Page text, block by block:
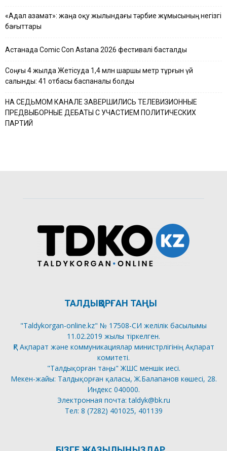
«Адал азамат»: жаңа оқу жылындағы тәрбие жұмысының негізгі
бағыттары
Астанада Comic Con Astana 2026 фестивалі басталды
Соңғы 4 жылда Жетісуда 1,4 млн шаршы метр тұрғын үй
салынды: 41 отбасы баспаналы болды
НА СЕДЬМОМ КАНАЛЕ ЗАВЕРШИЛИСЬ ТЕЛЕВИЗИОННЫЕ
ПРЕДВЫБОРНЫЕ ДЕБАТЫ С УЧАСТИЕМ ПОЛИТИЧЕСКИХ
ПАРТИЙ
ТАЛДЫҚОРҒАН ТАҢЫ
"Taldykorgan-online.kz" № 17508-СИ желілік басылымы
11.02.2019 жылы тіркелген.
ҚР Ақпарат және коммуникациялар министрлігінің Ақпарат
комитеті.
"Талдықорған таңы" ЖШС меншік иесі.
Мекен-жайы: Талдықорған қаласы, Ж.Балапанов көшесі, 28.
Индекс 040000.
Электронная почта: taldyk@bk.ru
Тел: 8 (7282) 401025, 401139